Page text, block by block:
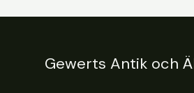
Gewerts Antik och